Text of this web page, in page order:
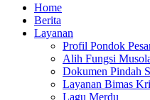
Home
Berita
Layanan
Profil Pondok
Alih Fungsi
Dokumen Pindah
Layanan Bimas
Lagu Merdu